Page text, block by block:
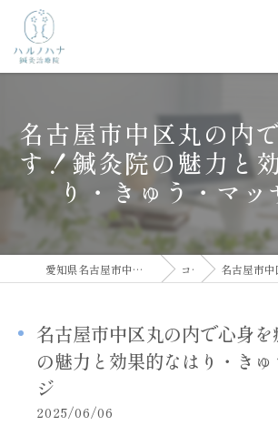
名古屋市中区丸の内
す！鍼灸院の魅力と
り・きゅう・マッ
愛知県名古屋市中区の鍼灸院ならハルノハナ鍼灸治療院 コラム 名古屋市中区丸の内で心身を
名古屋市中区丸の内で心身
の魅力と効果的なはり・き
ジ
2025/06/06